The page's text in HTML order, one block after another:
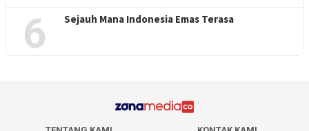
6 Sejauh Mana Indonesia Emas Terasa